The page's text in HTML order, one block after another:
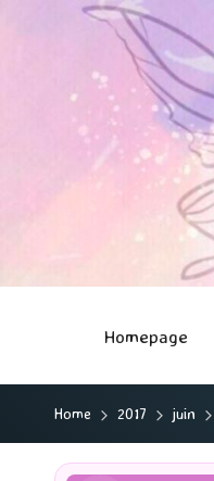
Homepage
Home 2017 juin